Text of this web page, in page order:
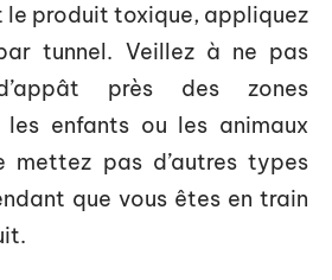
le produit toxique, appliquez
tunnel. Veillez à ne pas
près des zones
enfants ou les animaux
mettez pas d’autres types
que vous êtes en train